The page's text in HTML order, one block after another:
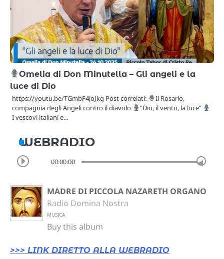
Omelia di Don Minutella – Gli angeli e la
luce di Dio
https://youtu.be/TGmbF4joJkg Post correlati:
Il Rosario,
compagnia degli Angeli contro il diavolo
”Dio, il vento, la luce”
I vescovi italiani e…
WEBRADIO
00:00:00
MADRE DI PICCOLA NAZARETH ORGANO
Radio Domina Nostra
MUSICA
Buy this album
>>> LINK DIRETTO ALLA WEBRADIO